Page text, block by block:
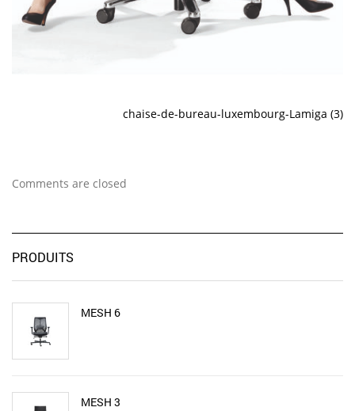
chaise-de-bureau-luxembourg-Lamiga (3)
Comments are closed
PRODUITS
MESH 6
MESH 3